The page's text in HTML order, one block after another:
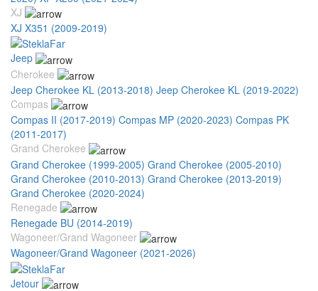
XJ
XJ X351 (2009-2019)
Jeep
Cherokee
Jeep Cherokee KL (2013-2018) Jeep Cherokee KL (2019-2022)
Compas
Compas II (2017-2019) Compas MP (2020-2023) Compas PK
(2011-2017)
Grand Cherokee
Grand Cherokee (1999-2005) Grand Cherokee (2005-2010)
Grand Cherokee (2010-2013) Grand Cherokee (2013-2019)
Grand Cherokee (2020-2024)
Renegade
Renegade BU (2014-2019)
Wagoneer/Grand Wagoneer
Wagoneer/Grand Wagoneer (2021-2026)
Jetour